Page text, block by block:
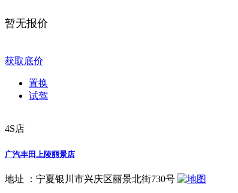
暂无报价
获取底价
置换
试驾
4S店
广汽丰田上陵丽景店
地址 ： 宁夏银川市兴庆区丽景北街730号